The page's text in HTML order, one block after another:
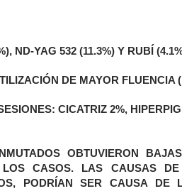
ND-YAG 532 (11.3%) Y RUBÍ
DE MAYOR FLUENCIA
CICATRIZ 2%,
OBTUVIERON
LOS CASOS. LAS CAUSAS
PODRÍAN SER CAUSA DE